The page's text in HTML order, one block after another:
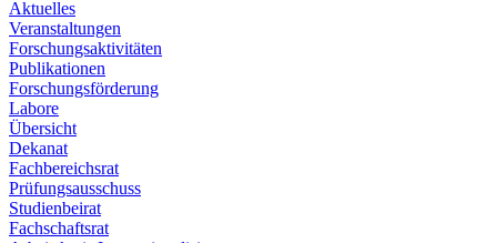
Aktuelles
Veranstaltungen
Forschungsaktivitäten
Publikationen
Forschungsförderung
Labore
Übersicht
Dekanat
Fachbereichsrat
Prüfungsausschuss
Studienbeirat
Fachschaftsrat